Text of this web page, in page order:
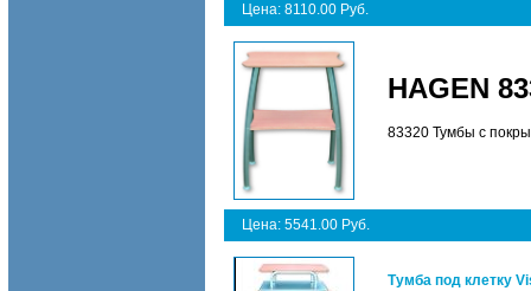
Цена: 8110.00 Руб.
HAGEN
83320 Тумбы с
Цена: 5541.00 Руб.
Тумба под клетку